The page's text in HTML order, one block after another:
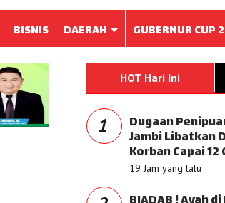
BISNIS DAERAH GUBERNUR CUP
HOT Hari Ini
1 Dugaan
Jambi Libatkan
Korban Capai 12
19 Jam yang lalu